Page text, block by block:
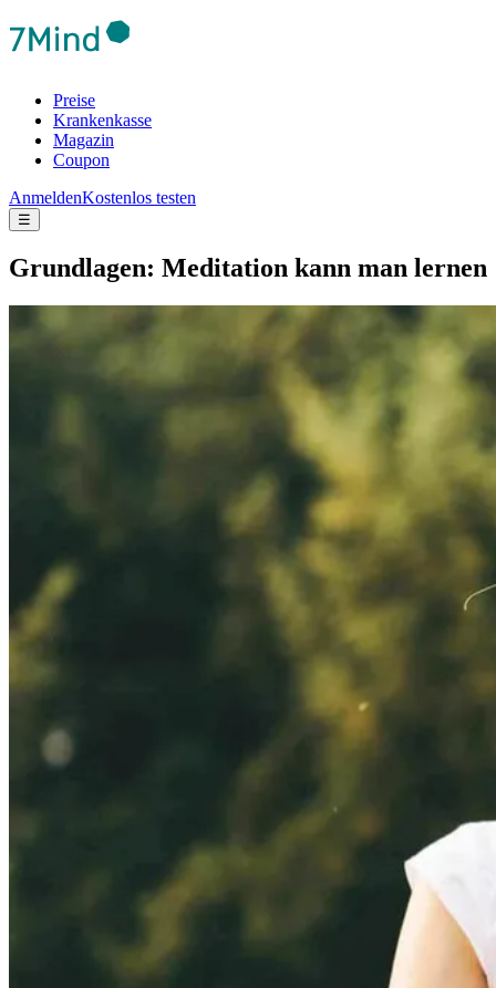
Preise
Krankenkasse
Magazin
Coupon
AnmeldenKostenlos testen
☰
Grund­la­gen: Meditation kann man lernen